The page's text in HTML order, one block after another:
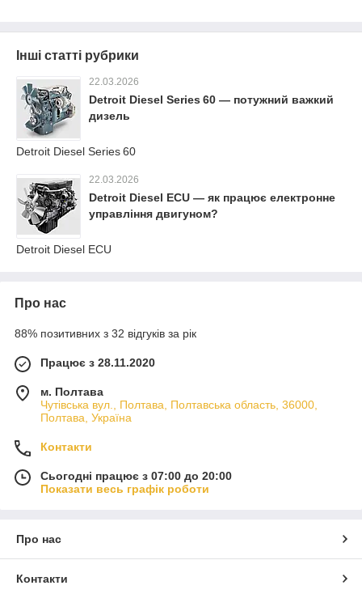
Інші статті рубрики
22.03.2026
Detroit Diesel Series 60 — потужний важкий
дизель
Detroit Diesel Series 60
22.03.2026
Detroit Diesel ECU — як працює електронне
управління двигуном?
Detroit Diesel ECU
Про нас
88% позитивних з 32 відгуків за рік
Працює з 28.11.2020
м. Полтава
Чутівська вул., Полтава, Полтавська область, 36000,
Полтава, Україна
Контакти
Сьогодні працює з 07:00 до 20:00
Показати весь графік роботи
Про нас
Контакти